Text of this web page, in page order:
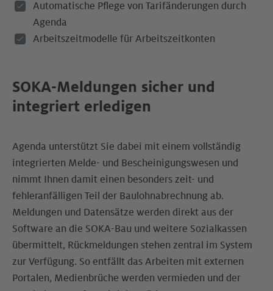
Automatische Pflege von Tarifänderungen durch
Agenda
Arbeitszeitmodelle für Arbeitszeitkonten
SOKA-Meldungen sicher und
integriert erledigen
Agenda unterstützt Sie dabei mit einem vollständig
integrierten Melde- und Bescheinigungs­wesen und
nimmt Ihnen damit einen besonders zeit- und
fehleranfälligen Teil der Baulohn­abrechnung ab.
Meldungen und Datensätze werden direkt aus der
Software an die SOKA-Bau und weitere Sozialkassen
übermittelt, Rückmeldungen stehen zentral im System
zur Verfügung. So entfällt das Arbeiten mit externen
Portalen, Medienbrüche werden vermieden und der